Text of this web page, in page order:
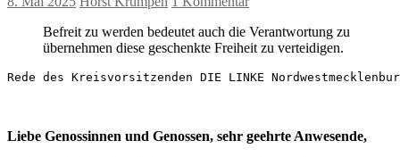
Befreit zu werden bedeutet auch die Verantwortung zu
übernehmen diese geschenkte Freiheit zu verteidigen.
Rede des Kreisvorsitzenden DIE LINKE
Liebe Genossinnen und Genossen, sehr geehrte Anwesende,